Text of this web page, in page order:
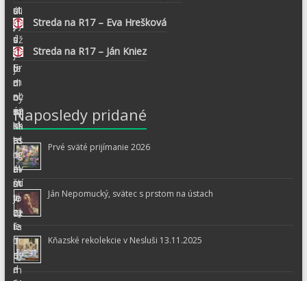
Streda na R17 – Eva Hrešková
Streda na R17 – Ján Kniez
Naposledy pridané
Prvé sväté prijímanie 2026
Ján Nepomucký, svätec s prstom na ústach
Kňazské rekolekcie v Nesluši 13.11.2025